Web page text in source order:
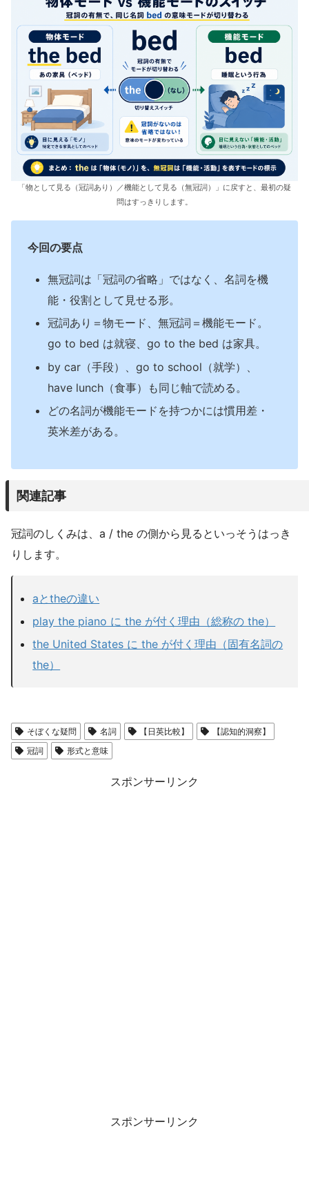
「物として見る（冠詞あり）／機能として見る（無冠詞）」に戻すと、最初の疑
問はすっきりします。
今回の要点
無冠詞は「冠詞の省略」ではなく、名詞を機
能・役割として見せる形。
冠詞あり＝物モード、無冠詞＝機能モード。
go to bed は就寝、go to the bed は家具。
by car（手段）、go to school（就学）、
have lunch（食事）も同じ軸で読める。
どの名詞が機能モードを持つかには慣用差・
英米差がある。
関連記事
冠詞のしくみは、a / the の側から見るといっそうはっき
りします。
aとtheの違い
play the piano に the が付く理由（総称の the）
the United States に the が付く理由（固有名詞の
the）
そぼくな疑問 名詞 【日英比較】
【認知的洞察】
冠詞
形式と意味
スポンサーリンク
スポンサーリンク